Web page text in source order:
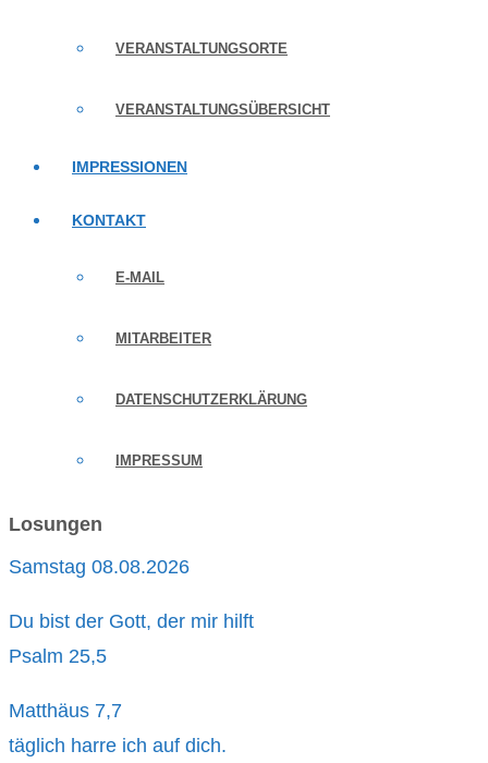
VERANSTALTUNGSORTE
VERANSTALTUNGSÜBERSICHT
IMPRESSIONEN
KONTAKT
E-MAIL
MITARBEITER
DATENSCHUTZERKLÄRUNG
IMPRESSUM
Losungen
Samstag 08.08.2026
Du bist der Gott, der mir hilft
Psalm 25,5
Matthäus 7,7
täglich harre ich auf dich.